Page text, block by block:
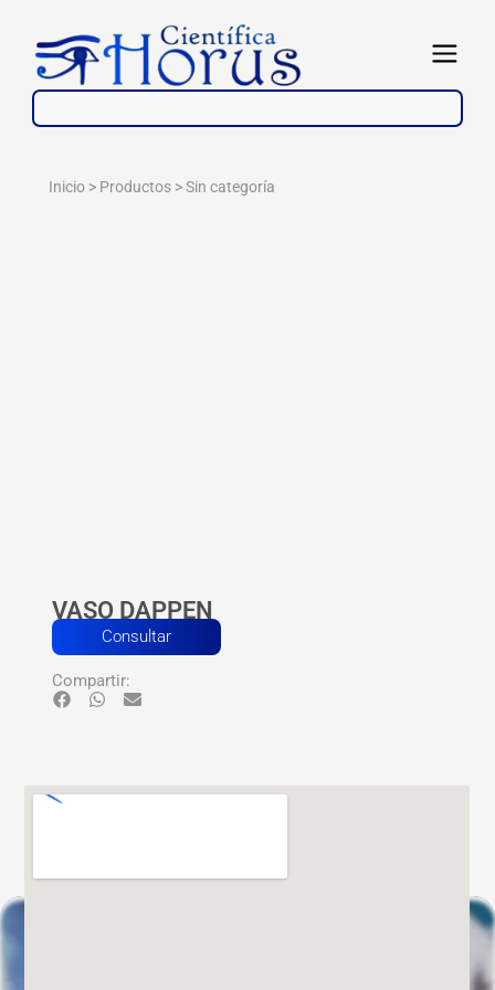
contenido
Abrir
Inicio > Productos >Sin categoría
VASO DAPPEN
Consultar
Compartir: